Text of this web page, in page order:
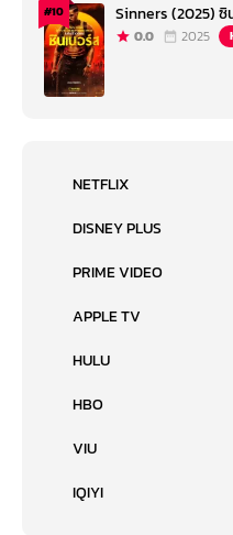
#10 Sinners (2025) ซิ
0.0 2025
NETFLIX
DISNEY PLUS
PRIME VIDEO
APPLE TV
HULU
HBO
VIU
IQIYI